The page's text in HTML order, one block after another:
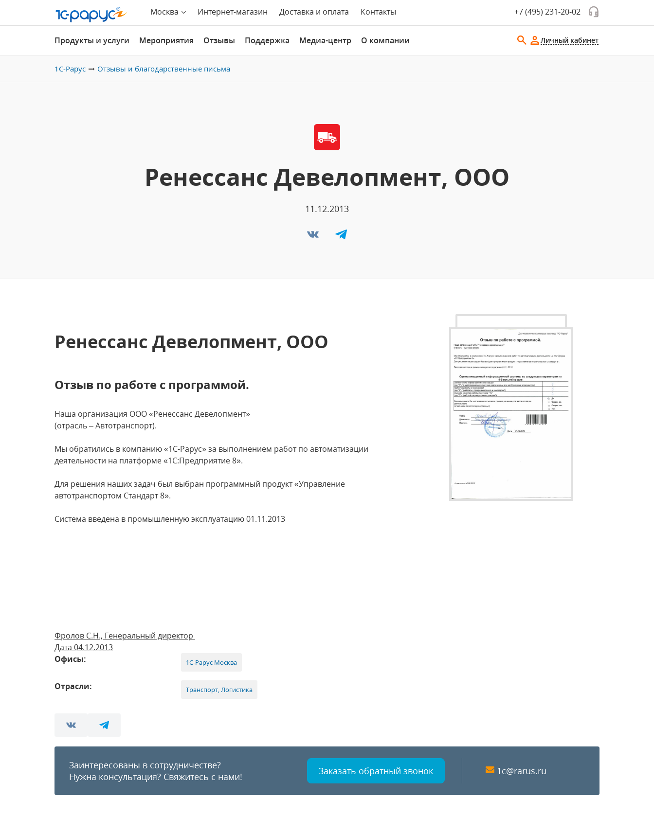
Москва Интернет-магазин Доставка и оплата Контакты +7 (495) 231-20-02
Продукты и услуги Мероприятия Отзывы Поддержка Медиа-центр О компании Личный кабинет
1С-Рарус Отзывы и благодарственные письма
Ренессанс Девелопмент, ООО
11.12.2013
Ренессанс Девелопмент, ООО
Отзыв по работе с программой.
Наша организация ООО «Ренессанс Девелопмент»
(отрасль – Автотранспорт).
Мы обратились в компанию «1С-Рарус» за выполнением работ по автоматизации
деятельности на платформе «1С:Предприятие 8».
Для решения наших задач был выбран программный продукт «Управление
автотранспортом Стандарт 8».
Система введена в промышленную эксплуатацию 01.11.2013
Фролов С.Н., Генеральный директор
Дата 04.12.2013
Офисы:
1С-Рарус Москва
Отрасли: Транспорт, Логистика
Заинтересованы в сотрудничестве?
Нужна консультация? Свяжитесь с нами! Заказать обратный звонок 1c@rarus.ru